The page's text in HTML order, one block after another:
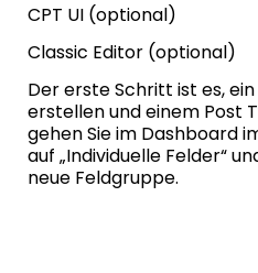
CPT UI (optional)
Classic Editor (optional)
Der erste Schritt ist es,
erstellen und einem Post
gehen Sie im Dashboard
auf „Individuelle Felder“
neue Feldgruppe.